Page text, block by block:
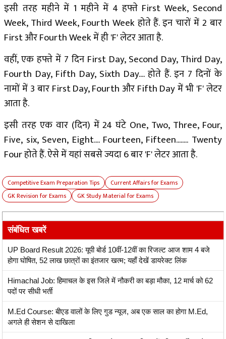
इसी तरह महीने में 1 महीने में 4 हफ्ते First Week, Second
Week, Third Week, Fourth Week होते हैं. इन चारों में 2 बार
First और Fourth Week में ही 'F' लेटर आता है.
वहीं, एक हफ्ते में 7 दिन First Day, Second Day, Third Day,
Fourth Day, Fifth Day, Sixth Day.... होते हैं. इन 7 दिनों के
नामों में 3 बार First Day, Fourth और Fifth Day में भी 'F' लेटर
आता है.
इसी तरह एक वार (दिन) में 24 घंटे One, Two, Three, Four,
Five, six, Seven, Eight.... Fourteen, Fifteen........ Twenty
Four होते हैं. ऐसे में यहां सबसे ज्यदा 6 बार 'F' लेटर आता है.
Competitive Exam Preparation Tips
Current Affairs for Exams
GK Revision for Exams
GK Study Material for Exams
संबंधित खबरें
UP Board Result 2026: यूपी बोर्ड 10वीं-12वीं का रिजल्ट आज शाम 4 बजे
होगा घोषित, 52 लाख छात्रों का इंतजार खत्म; यहाँ देखें डायरेक्ट लिंक
Himachal Job: हिमाचल के इस जिले में नौकरी का बड़ा मौका, 12 मार्च को 62
पदों पर सीधी भर्ती
M.Ed Course: बीएड वालों के लिए गुड न्यूज, अब एक साल का होगा M.Ed,
अगले ही सेशन से दाखिला